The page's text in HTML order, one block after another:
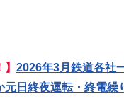
2026年3月鉄道各社
元日終夜運転・終電繰